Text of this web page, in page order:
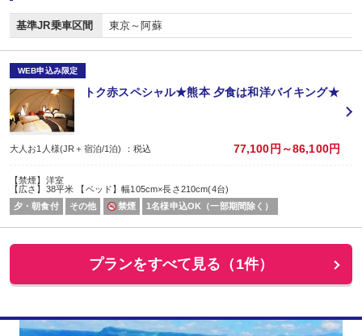
基準JR乗車区間 東京～阿蘇
WEB申込み限定
トク赤スペシャル★熊本 夕食は和洋バイキング★
大人お1人様(JR＋宿泊/1泊) ：税込 77,100円～86,100円
【禁煙】洋室
【広さ】38平米 【ベッド】幅105cm×長さ210cm(4台)
夕・朝食付
その他 禁煙 1名様申込OK（一部期間除く）
プランをすべて見る（1件）